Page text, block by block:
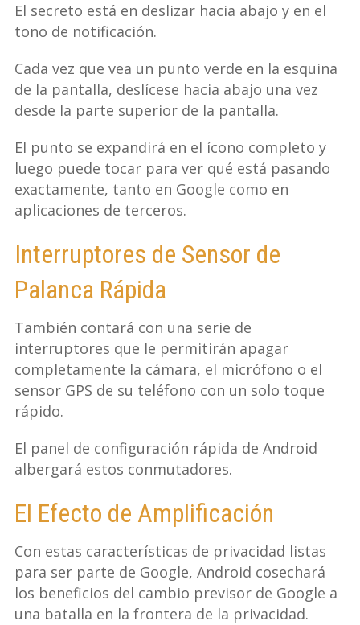
El secreto está en deslizar hacia abajo y en el
tono de notificación.
Cada vez que vea un punto verde en la esquina
de la pantalla, deslícese hacia abajo una vez
desde la parte superior de la pantalla.
El punto se expandirá en el ícono completo y
luego puede tocar para ver qué está pasando
exactamente, tanto en Google como en
aplicaciones de terceros.
Interruptores de Sensor de
Palanca Rápida
También contará con una serie de
interruptores que le permitirán apagar
completamente la cámara, el micrófono o el
sensor GPS de su teléfono con un solo toque
rápido.
El panel de configuración rápida de Android
albergará estos conmutadores.
El Efecto de Amplificación
Con estas características de privacidad listas
para ser parte de Google, Android cosechará
los beneficios del cambio previsor de Google a
una batalla en la frontera de la privacidad.